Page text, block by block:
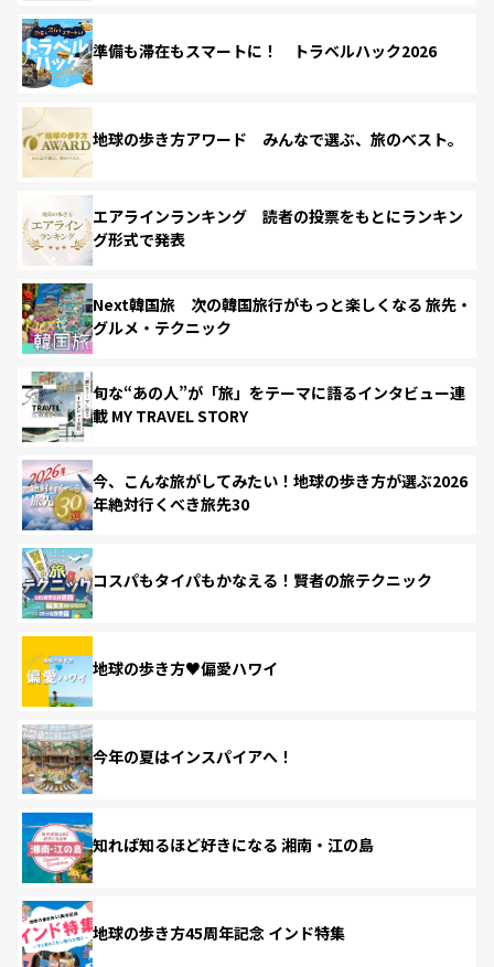
準備も滞在もスマートに！ トラベルハック2026
地球の歩き方アワード みんなで選ぶ、旅のベスト。
エアラインランキング 読者の投票をもとにランキン
グ形式で発表
Next韓国旅 次の韓国旅行がもっと楽しくなる 旅先・
グルメ・テクニック
旬な“あの人”が「旅」をテーマに語るインタビュー連
載 MY TRAVEL STORY
今、こんな旅がしてみたい！地球の歩き方が選ぶ2026
年絶対行くべき旅先30
コスパもタイパもかなえる！賢者の旅テクニック
地球の歩き方♥偏愛ハワイ
今年の夏はインスパイアへ！
知れば知るほど好きになる 湘南・江の島
地球の歩き方45周年記念 インド特集